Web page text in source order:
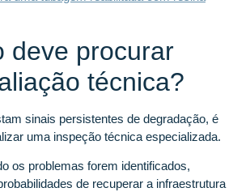
deve procurar
técnica?
sinais persistentes de degradação, é
uma inspeção técnica especializada.
os problemas forem identificados,
de recuperar a infraestrutura